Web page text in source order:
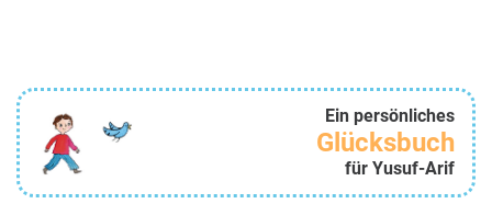
Ein persönliches
Glücksbuch
für Yusuf-Arif